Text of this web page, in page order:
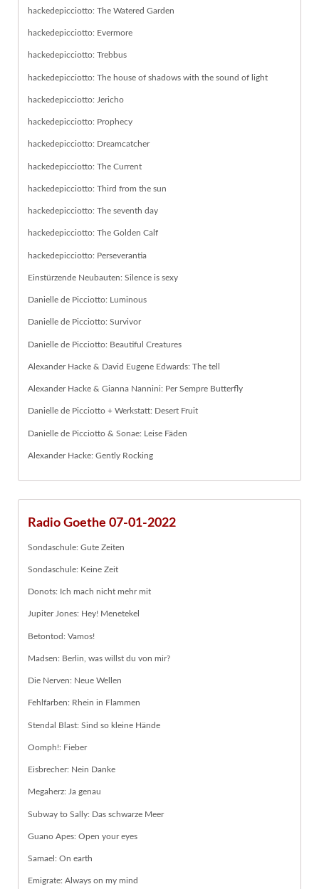
hackedepicciotto: The Watered Garden
hackedepicciotto: Evermore
hackedepicciotto: Trebbus
hackedepicciotto: The house of shadows with the sound of light
hackedepicciotto: Jericho
hackedepicciotto: Prophecy
hackedepicciotto: Dreamcatcher
hackedepicciotto: The Current
hackedepicciotto: Third from the sun
hackedepicciotto: The seventh day
hackedepicciotto: The Golden Calf
hackedepicciotto: Perseverantia
Einstürzende Neubauten: Silence is sexy
Danielle de Picciotto: Luminous
Danielle de Picciotto: Survivor
Danielle de Picciotto: Beautiful Creatures
Alexander Hacke & David Eugene Edwards: The tell
Alexander Hacke & Gianna Nannini: Per Sempre Butterfly
Danielle de Picciotto + Werkstatt: Desert Fruit
Danielle de Picciotto & Sonae: Leise Fäden
Alexander Hacke: Gently Rocking
Radio Goethe 07-01-2022
Sondaschule: Gute Zeiten
Sondaschule: Keine Zeit
Donots: Ich mach nicht mehr mit
Jupiter Jones: Hey! Menetekel
Betontod: Vamos!
Madsen: Berlin, was willst du von mir?
Die Nerven: Neue Wellen
Fehlfarben: Rhein in Flammen
Stendal Blast: Sind so kleine Hände
Oomph!: Fieber
Eisbrecher: Nein Danke
Megaherz: Ja genau
Subway to Sally: Das schwarze Meer
Guano Apes: Open your eyes
Samael: On earth
Emigrate: Always on my mind